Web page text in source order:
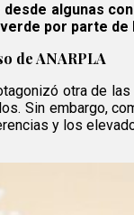
desde algunas
por parte
de ANARPLA
otra de
Sin embargo,
y los